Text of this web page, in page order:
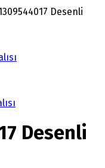
Desenli
Desenli